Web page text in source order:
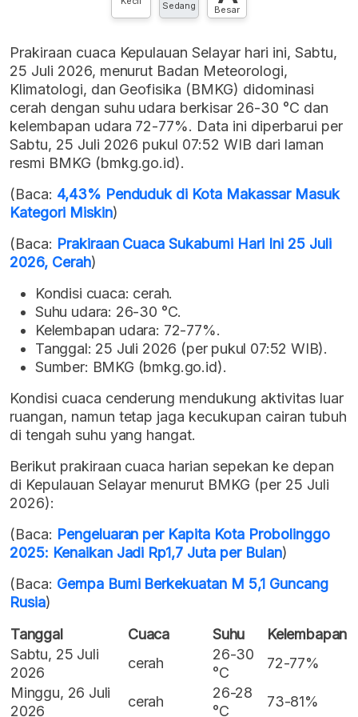
Sedang Besar
Prakiraan cuaca Kepulauan Selayar hari ini, Sabtu,
25 Juli 2026, menurut Badan Meteorologi,
Klimatologi, dan Geofisika (BMKG) didominasi
cerah dengan suhu udara berkisar 26-30 °C dan
kelembapan udara 72-77%. Data ini diperbarui per
Sabtu, 25 Juli 2026 pukul 07:52 WIB dari laman
resmi BMKG (bmkg.go.id).
(Baca: 4,43% Penduduk di Kota Makassar Masuk
Kategori Miskin)
(Baca: Prakiraan Cuaca Sukabumi Hari Ini 25 Juli
2026, Cerah)
Kondisi cuaca: cerah.
Suhu udara: 26-30 °C.
Kelembapan udara: 72-77%.
Tanggal: 25 Juli 2026 (per pukul 07:52 WIB).
Sumber: BMKG (bmkg.go.id).
Kondisi cuaca cenderung mendukung aktivitas luar
ruangan, namun tetap jaga kecukupan cairan tubuh
di tengah suhu yang hangat.
Berikut prakiraan cuaca harian sepekan ke depan
di Kepulauan Selayar menurut BMKG (per 25 Juli
2026):
(Baca: Pengeluaran per Kapita Kota Probolinggo
2025: Kenaikan Jadi Rp1,7 Juta per Bulan)
(Baca: Gempa Bumi Berkekuatan M 5,1 Guncang
Rusia)
Tanggal
Cuaca Suhu
Kelembapan
Sabtu, 25 Juli
2026
cerah
26-30
°C
72-77%
Minggu, 26 Juli
2026
cerah
26-28
°C
73-81%